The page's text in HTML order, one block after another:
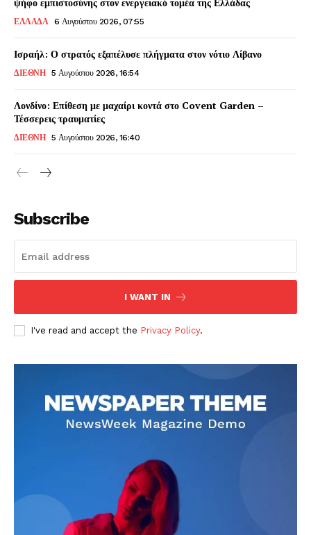
ΕΛΛΑΔΑ 6 Αυγούστου 2026, 07:55
Ισραήλ: Ο στρατός εξαπέλυσε πλήγματα στον νότιο Λίβανο
ΔΙΕΘΝΗ 5 Αυγούστου 2026, 16:54
Λονδίνο: Επίθεση με μαχαίρι κοντά στο Covent Garden –
Τέσσερεις τραυματίες
ΔΙΕΘΝΗ 5 Αυγούστου 2026, 16:40
Subscribe
I WANT IN
I've read and accept the Privacy Policy.